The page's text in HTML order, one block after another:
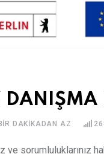
DANIŞMA
BIR DAKIKADAN AZ
ve